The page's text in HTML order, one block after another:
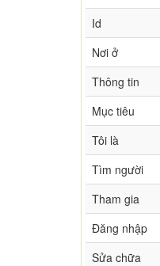
Id
Nơi ở
Thông tin
Mục tiêu
Tôi là
Tìm người
Tham gia
Đăng nhập
Sửa chữa